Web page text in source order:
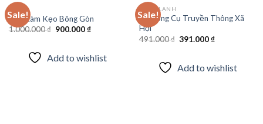
Sale!
Máy Làm Kẹo Bông Gòn
1.000.000₫ Original
900.000₫Current
Add to wishlist
Sale!
ĐÔNG LẠNH
Bộ Công Cụ Truyền Thông Xã
Hội
491.000₫ Original
391.000₫Current
Add to wishlist